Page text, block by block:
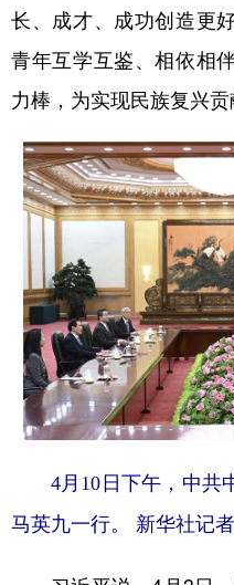
长、成才、成功创造更
青年互学互鉴、相依相
力棒，为实现民族复兴贡
4月10日下午，中共
马英九一行。 新华社记